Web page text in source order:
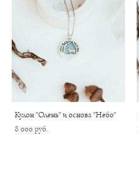
Кулон "Олень" и основа "Небо"
8 000 pуб.